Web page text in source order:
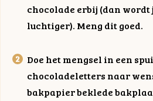
chocolade erbij (dan wordt
luchtiger). Meng dit goed.
Doe het mengsel in een
chocoladeletters naar
bakpapier beklede